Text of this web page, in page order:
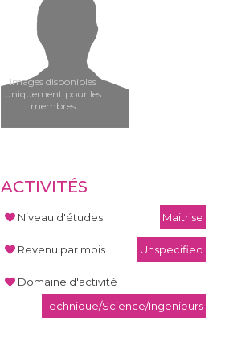
Images disponibles
uniquement pour les
membres
ACTIVITÉS
Niveau d'études Maitrise
Revenu par mois Unspecified
Domaine d'activité
Technique/Science/Ingenieurs